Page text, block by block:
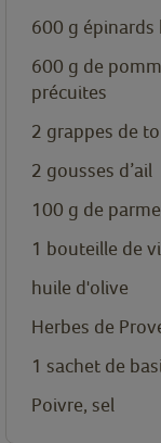
600 g épinards
600 g de
précuites
2 grappes de
2 gousses d’ail
100 g de
1 bouteille de
huile d'olive
Herbes de
1 sachet de
Poivre, sel